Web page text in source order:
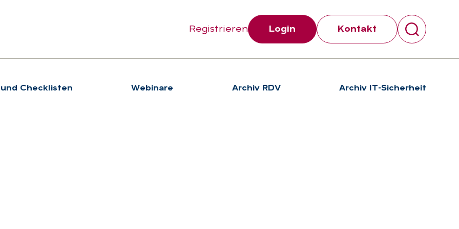
Registrieren Login Kontakt
Checklisten We­bi­na­re Archiv RDV Archiv IT-Sicherheit